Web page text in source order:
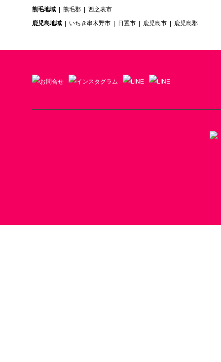
熊毛地域
熊毛郡
西之表市
鹿児島地域
いちき串木野市 日置市 鹿児島市 鹿児島郡